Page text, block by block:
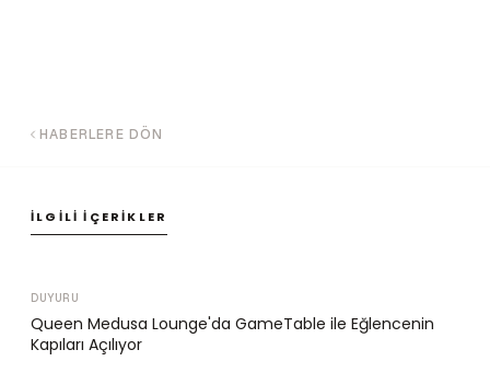
HABERLERE DÖN
İLGILI İÇERIKLER
DUYURU
Queen Medusa Lounge'da GameTable ile Eğlencenin
Kapıları Açılıyor